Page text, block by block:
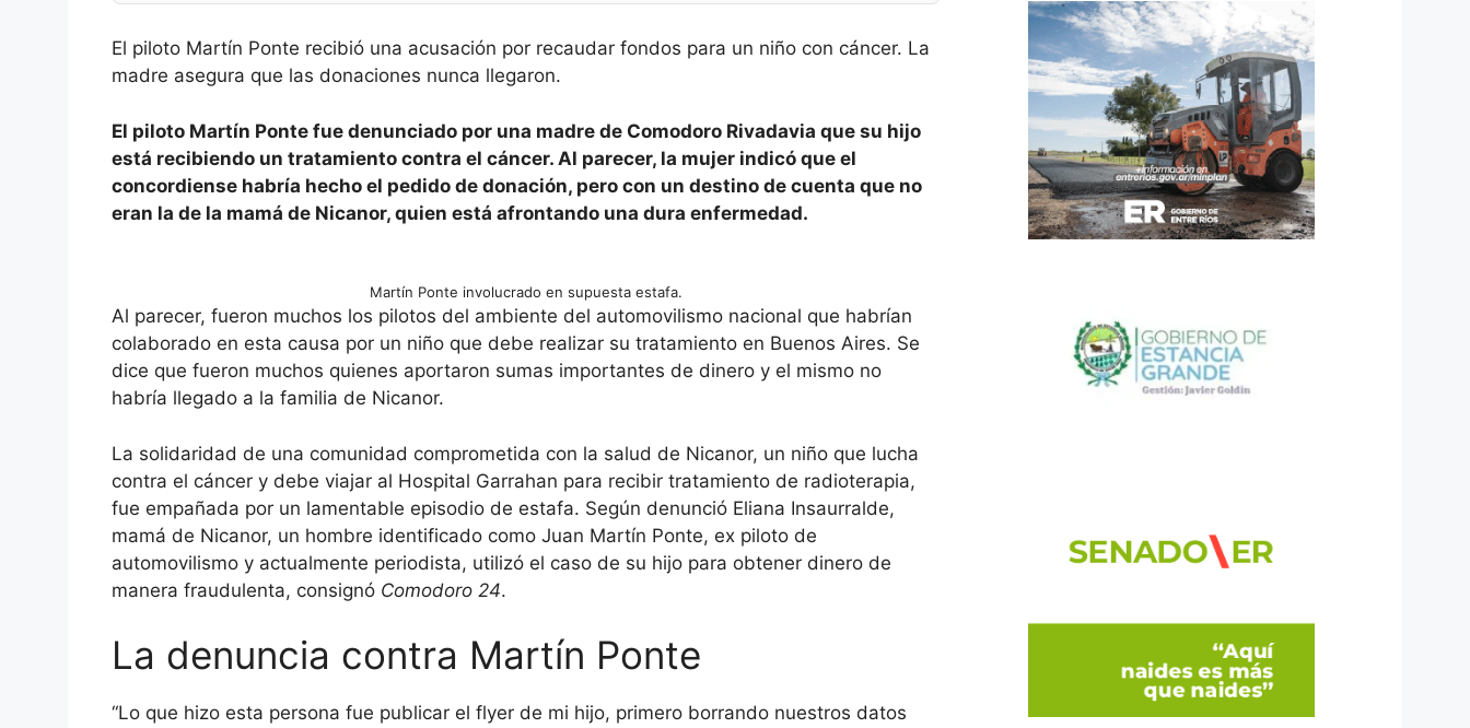
El piloto Martín Ponte recibió una acusación por recaudar fondos para un niño con cáncer. La
madre asegura que las donaciones nunca llegaron.
El piloto Martín Ponte fue denunciado por una madre de Comodoro Rivadavia que su hijo
está recibiendo un tratamiento contra el cáncer. Al parecer, la mujer indicó que el
concordiense habría hecho el pedido de donación, pero con un destino de cuenta que no
eran la de la mamá de Nicanor, quien está afrontando una dura enfermedad.
Martín Ponte involucrado en supuesta estafa.
Al parecer, fueron muchos los pilotos del ambiente del automovilismo nacional que habrían
colaborado en esta causa por un niño que debe realizar su tratamiento en Buenos Aires. Se
dice que fueron muchos quienes aportaron sumas importantes de dinero y el mismo no
habría llegado a la familia de Nicanor.
La solidaridad de una comunidad comprometida con la salud de Nicanor, un niño que lucha
contra el cáncer y debe viajar al Hospital Garrahan para recibir tratamiento de radioterapia,
fue empañada por un lamentable episodio de estafa. Según denunció Eliana Insaurralde,
mamá de Nicanor, un hombre identificado como Juan Martín Ponte, ex piloto de
automovilismo y actualmente periodista, utilizó el caso de su hijo para obtener dinero de
manera fraudulenta, consignó Comodoro 24.
La denuncia contra Martín Ponte
“Lo que hizo esta persona fue publicar el flyer de mi hijo, primero borrando nuestros datos